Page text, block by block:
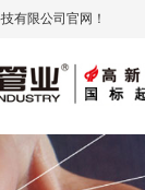
有限公司官网！